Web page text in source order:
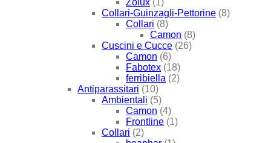
Zolux (1)
Collari-Guinzagli-Pettorine (8)
Collari (8)
Camon (8)
Cuscini e Cucce (26)
Camon (6)
Fabotex (18)
ferribiella (2)
Antiparassitari (10)
Ambientali (5)
Camon (4)
Frontline (1)
Collari (2)